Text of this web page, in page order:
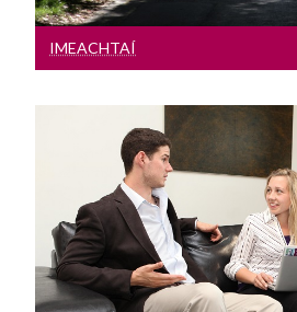
Roghnaigh Iarchéim
Fáilte chuig an Oifig Párolla
IMEACHTAÍ
Déan
Seol ceist